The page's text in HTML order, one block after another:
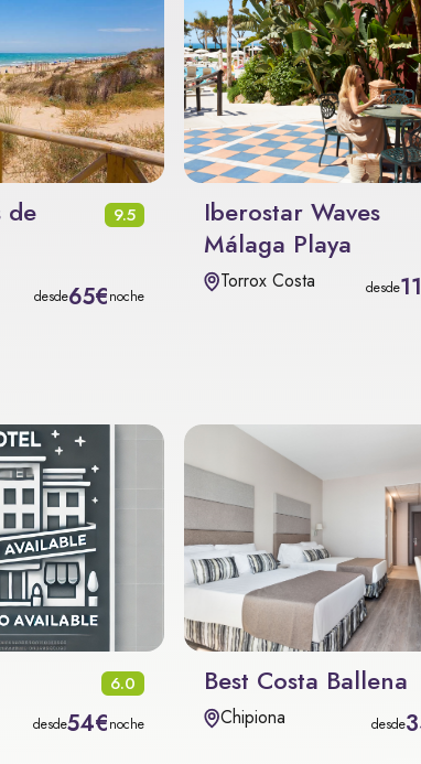
de
9.5
desde65€noche
Iberostar Waves
Málaga Playa
Torrox Costa desde
6.0
desde54€noche
Best Costa Ballena
Chipiona desde